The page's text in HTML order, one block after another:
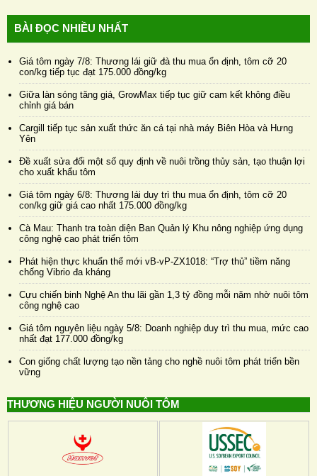
BÀI ĐỌC NHIỀU NHẤT
Giá tôm ngày 7/8: Thương lái giữ đà thu mua ổn định, tôm cỡ 20
con/kg tiếp tục đạt 175.000 đồng/kg
Giữa làn sóng tăng giá, GrowMax tiếp tục giữ cam kết không điều
chỉnh giá bán
Cargill tiếp tục sản xuất thức ăn cá tại nhà máy Biên Hòa và Hưng
Yên
Đề xuất sửa đổi một số quy định về nuôi trồng thủy sản, tạo thuận lợi
cho xuất khẩu tôm
Giá tôm ngày 6/8: Thương lái duy trì thu mua ổn định, tôm cỡ 20
con/kg giữ giá cao nhất 175.000 đồng/kg
Cà Mau: Thanh tra toàn diện Ban Quản lý Khu nông nghiệp ứng dụng
công nghệ cao phát triển tôm
Phát hiện thực khuẩn thể mới vB-vP-ZX1018: “Trợ thủ” tiềm năng
chống Vibrio đa kháng
Cựu chiến binh Nghệ An thu lãi gần 1,3 tỷ đồng mỗi năm nhờ nuôi tôm
công nghệ cao
Giá tôm nguyên liệu ngày 5/8: Doanh nghiệp duy trì thu mua, mức cao
nhất đạt 177.000 đồng/kg
Con giống chất lượng tạo nền tảng cho nghề nuôi tôm phát triển bền
vững
THƯƠNG HIỆU NGƯỜI NUÔI TÔM